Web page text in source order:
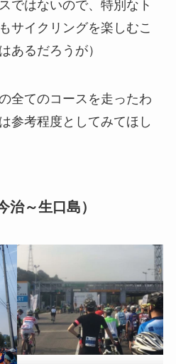
ではないので、特別なト
サイクリングを楽しむこ
あるだろうが）
全てのコースを走ったわ
参考程度としてみてほし
～生口島）